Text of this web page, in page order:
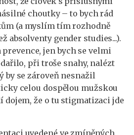
choutky – to bych rád
(a myslím tím rozhodně
absolventy gender studies...).
jen bych se velmi
při troše snahy, nalézt
by se zároveň nesnažil
celou dospělou mužskou
dojem, že o tu stigmatizaci jde
uvedené ve zmíněných